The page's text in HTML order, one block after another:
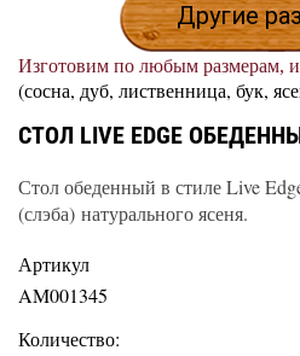
Другие
Изготовим по любым размерам,
(сосна, дуб, лиственница, бук,
СТОЛ LIVE EDGE
Стол обеденный в стиле Live
(слэба) натурального ясеня.
Артикул
AM001345
Количество: